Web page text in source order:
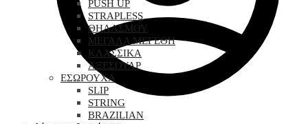
PUSH UP
STRAPLESS
ΘΗΛΑΣΜΟΥ
ΜΕΓΑΛΑ ΜΕΓΕΘΗ
ΚΛΑΣΣΙΚΑ
ΑΞΕΣΟΥΑΡ
ΕΣΩΡΟΥΧΑ
SLIP
STRING
BRAZILIAN